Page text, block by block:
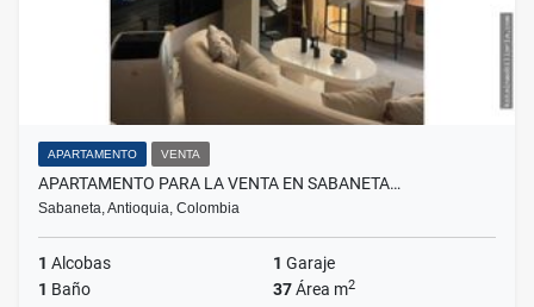
APARTAMENTO VENTA
APARTAMENTO PARA LA VENTA EN SABANETA…
Sabaneta, Antioquia, Colombia
1 Alcobas 1 Garaje
1 Baño 37Área m2